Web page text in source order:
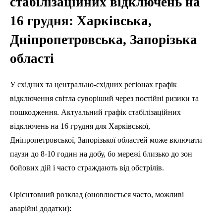
16 грудня: Харківська,
Дніпропетровська, Запорізька
області
У східних та центрально-східних регіонах графік
відключення світла суворіший через постійні ризики та
пошкодження. Актуальний графік стабілізаційних
відключень на 16 грудня для Харківської,
Дніпропетровської, Запорізької областей може включати
паузи до 8-10 годин на добу, бо мережі близько до зон
бойових дій і часто страждають від обстрілів.
Орієнтовний розклад (оновлюється часто, можливі
аварійні додатки):